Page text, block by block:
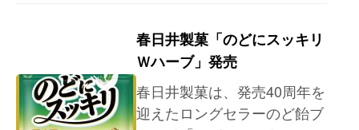
春日井製菓「のどにスッキリ
Ｗハーブ」発売
春日井製菓は、発売40周年を
迎えたロングセラーのど飴ブ